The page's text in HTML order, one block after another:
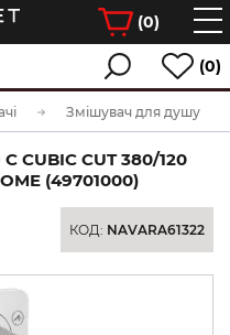
(0)
(0)
Змішувач для душу
CUBIC CUT 380/120
(49701000)
КОД: NAVARA61322